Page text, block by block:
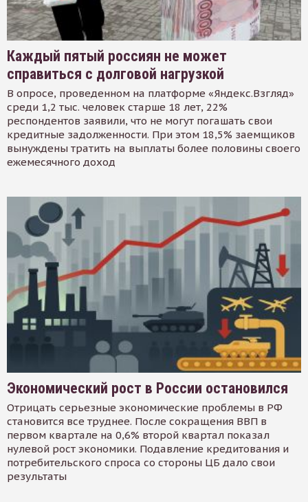
Каждый пятый россиян не может
справиться с долговой нагрузкой
В опросе, проведенном на платформе «Яндекс.Взгляд»
среди 1,2 тыс. человек старше 18 лет, 22%
респондентов заявили, что не могут погашать свои
кредитные задолженности. При этом 18,5% заемщиков
вынуждены тратить на выплаты более половины своего
ежемесячного доход
Экономический рост в России остановился
Отрицать серьезные экономические проблемы в РФ
становится все труднее. После сокращения ВВП в
первом квартале на 0,6% второй квартал показал
нулевой рост экономики. Подавление кредитования и
потребительского спроса со стороны ЦБ дало свои
результаты